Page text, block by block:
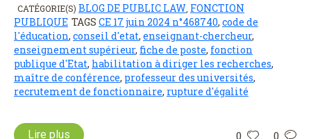
CATÉGORIE(S) BLOG DE PUBLIC LAW FONCTION
PUBLIQUE TAGS CE 17 juin 2024 n°468740, code de
l'éducation, conseil d'etat, enseignant-chercheur,
enseignement supérieur, fiche de poste, fonction
publique d'Etat, habilitation à diriger les recherches,
maître de conférence, professeur des universités,
recrutement de fonctionnaire, rupture d'égalité
0 0
Lire plus